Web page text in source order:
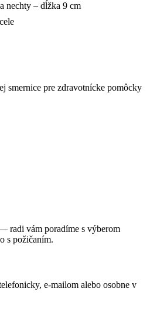
nechty – dĺžka 9 cm
smernice pre zdravotnícke pomôcky
radi vám poradíme s výberom
s požičaním.
e-mailom alebo osobne v